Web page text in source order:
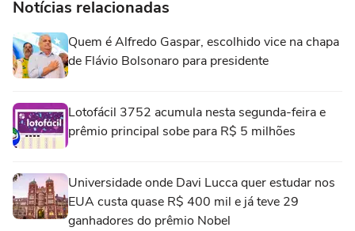
Notícias relacionadas
Quem é Alfredo Gaspar, escolhido vice na chapa
de Flávio Bolsonaro para presidente
Lotofácil 3752 acumula nesta segunda-feira e
prêmio principal sobe para R$ 5 milhões
Universidade onde Davi Lucca quer estudar nos
EUA custa quase R$ 400 mil e já teve 29
ganhadores do prêmio Nobel